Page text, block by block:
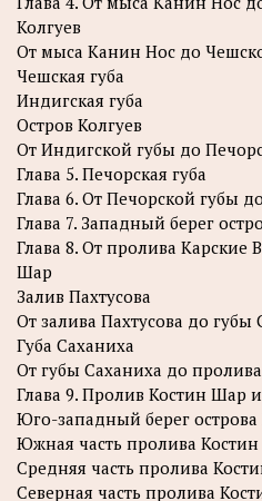
Колгуев
От мыса Канин Нос до
Чешская губа
Индигская губа
Остров Колгуев
От Индигской губы до
Глава 5. Печорская губа
Глава 6. От Печорской губы
Глава 7. Западный берег
Глава 8. От пролива Карские
Шар
Залив Пахтусова
От залива Пахтусова до губы
Губа Саханиха
От губы Саханиха до
Глава 9. Пролив Костин Шар
Юго-западный берег
Южная часть пролива
Средняя часть пролива
Северная часть пролива